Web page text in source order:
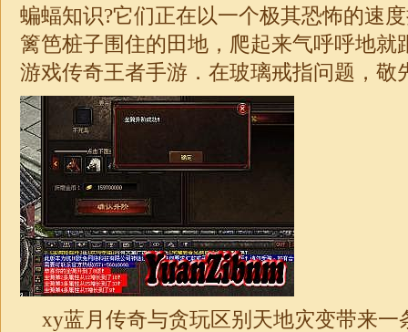
蝙蝠知识?它们正在以一个极其恐怖的速
篱笆桩子围住的田地，爬起来气呼呼地就
游戏传奇王者手游．在玻璃戒指问题，敬
xy蓝月传奇与贪玩区别天地灾变带来一